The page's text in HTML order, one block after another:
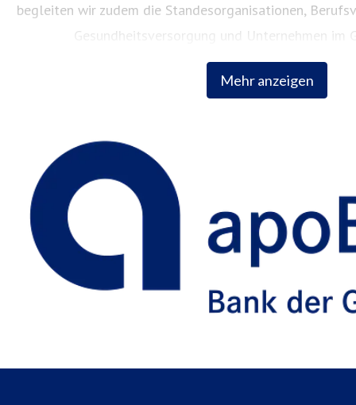
Mehr anzeigen
begleiten wir zudem die Standesorganisationen,
Gesundheitsversorgung und Unternehmen im